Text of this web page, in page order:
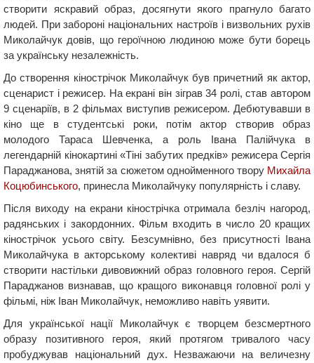
створити яскравий образ, досягнути якого прагнуло багато
людей. При забороні національних настроїв і визвольних рухів
Миколайчук довів, що героїчною людиною може бути борець
за українську незалежність.
До створення кінострічок Миколайчук був причетний як актор,
сценарист і режисер. На екрані він зіграв 34 ролі, став автором
9 сценаріїв, в 2 фільмах виступив режисером. Дебютувавши в
кіно ще в студентські роки, потім актор створив образ
молодого Тараса Шевченка, а роль Івана Палійчука в
легендарній кінокартині «Тіні забутих предків» режисера Сергія
Параджанова, знятій за сюжетом однойменного твору Михайла
Коцюбинського, принесла Миколайчуку популярність і славу.
Після виходу на екрани кінострічка отримала безліч нагород,
радянських і закордонних. Фільм входить в число 20 кращих
кінострічок усього світу. Безсумнівно, без присутності Івана
Миколайчука в акторському колективі навряд чи вдалося б
створити настільки дивовижний образ головного героя. Сергій
Параджанов визнавав, що кращого виконавця головної ролі у
фільмі, ніж Іван Миколайчук, неможливо навіть уявити.
Для української нації Миколайчук є творцем безсмертного
образу позитивного героя, який протягом тривалого часу
пробуджував національний дух. Незважаючи на величезну